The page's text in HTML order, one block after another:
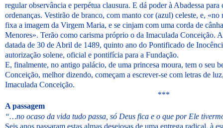
regular observância e perpétua clausura. E dá poder à Abadessa para
ordenanças. Vestirão de branco, com manto cor (azul) celeste, e, «no
fixa a imagem da Virgem Maria, e se cinjam com uma corda de
Menores». Terão como carisma próprio o da Imaculada Conceição.
datada de 30 de Abril de 1489, quinto ano do Pontificado de
autorização solene, oficial e pontifícia para a Fundação.
E, finalmente, no antigo palácio, de uma princesa moura, tem o seu
Conceição, melhor dizendo, começam a escrever-se com letras de
Imaculada Conceição.
***
A passagem
“…no ocaso da vida tudo passa, só Deus fica e o que por Ele
Seis anos passaram estas almas desejosas de uma entrega radical, à